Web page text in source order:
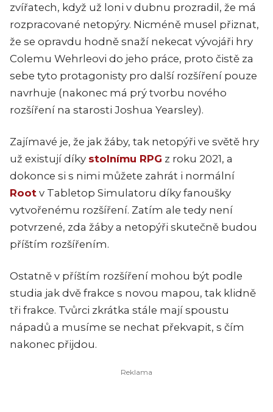
zvířatech, když už loni v dubnu prozradil, že má
rozpracované netopýry. Nicméně musel přiznat,
že se opravdu hodně snaží nekecat vývojáři hry
Colemu Wehrleovi do jeho práce, proto čistě za
sebe tyto protagonisty pro další rozšíření pouze
navrhuje (nakonec má prý tvorbu nového
rozšíření na starosti Joshua Yearsley).
Zajímavé je, že jak žáby, tak netopýři ve světě hry
už existují díky stolnímu RPG z roku 2021, a
dokonce si s nimi můžete zahrát i normální
Root v Tabletop Simulatoru díky fanoušky
vytvořenému rozšíření. Zatím ale tedy není
potvrzené, zda žáby a netopýři skutečně budou
příštím rozšířením.
Ostatně v příštím rozšíření mohou být podle
studia jak dvě frakce s novou mapou, tak klidně
tři frakce. Tvůrci zkrátka stále mají spoustu
nápadů a musíme se nechat překvapit, s čím
nakonec přijdou.